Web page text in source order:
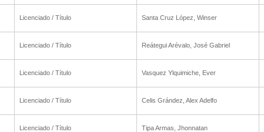
Licenciado / Título Santa Cruz López, Winser
Licenciado / Título Reátegui Arévalo, José Gabriel
Licenciado / Título Vasquez Ylquimiche, Ever
Licenciado / Título Celis Grández, Alex Adelfo
Licenciado / Título Tipa Armas, Jhonnatan